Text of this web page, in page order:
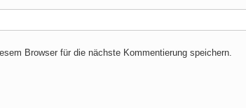
Browser für die nächste Kommentierung speichern.